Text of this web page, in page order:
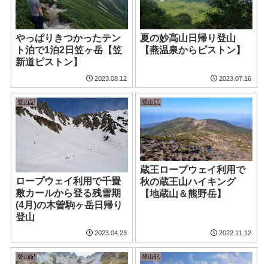
やっぱりきつかったテン
ト泊で1泊2日笠ヶ岳【笠
新道ピストン】
2023.08.12
夏の妙高山日帰り登山
【燕温泉からピストン】
2023.07.16
登山記
ロープウェイ利用で千畳
敷カールから登る残雪期
(4月)の木曽駒ヶ岳日帰り
登山
2023.04.23
登山記
蔵王ロープウェイ利用で
秋の蔵王山ハイキング
【地蔵山＆熊野岳】
2022.11.12
登山記 登山記